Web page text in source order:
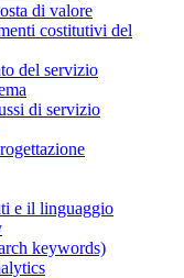
di valore
costitutivi del
del servizio
di servizio
e il linguaggio
keywords)